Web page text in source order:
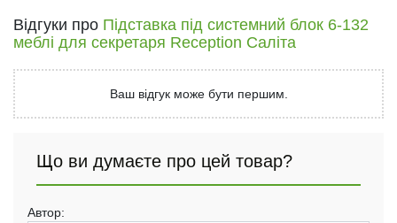
Відгуки про Підставка під системний блок 6-132
меблі для секретаря Reception Саліта
Ваш відгук може бути першим.
Що ви думаєте про цей товар?
Автор: